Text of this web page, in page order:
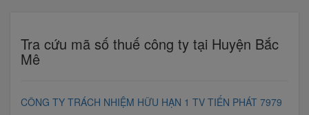
Tra cứu mã số thuế công ty tại Huyện Bắc
Mê
CÔNG TY TRÁCH NHIỆM HỮU HẠN 1 TV TIẾN PHÁT 7979